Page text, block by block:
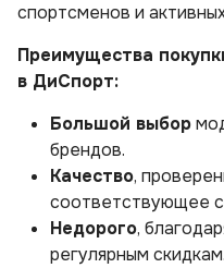
спортсменов и
Преимущества
в ДиСпорт:
Большой выбор
брендов.
Качество,
соответствующее
Недорого,
регулярным скидкам.